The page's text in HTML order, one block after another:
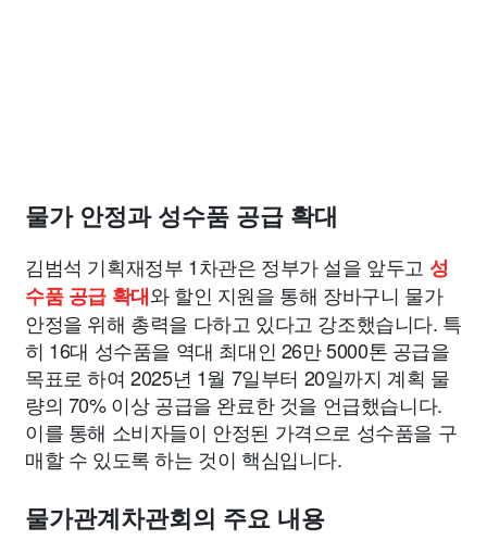
물가 안정과 성수품 공급 확대
김범석 기획재정부 1차관은 정부가 설을 앞두고 성
수품 공급 확대와 할인 지원을 통해 장바구니 물가
안정을 위해 총력을 다하고 있다고 강조했습니다. 특
히 16대 성수품을 역대 최대인 26만 5000톤 공급을
목표로 하여 2025년 1월 7일부터 20일까지 계획 물
량의 70% 이상 공급을 완료한 것을 언급했습니다.
이를 통해 소비자들이 안정된 가격으로 성수품을 구
매할 수 있도록 하는 것이 핵심입니다.
물가관계차관회의 주요 내용